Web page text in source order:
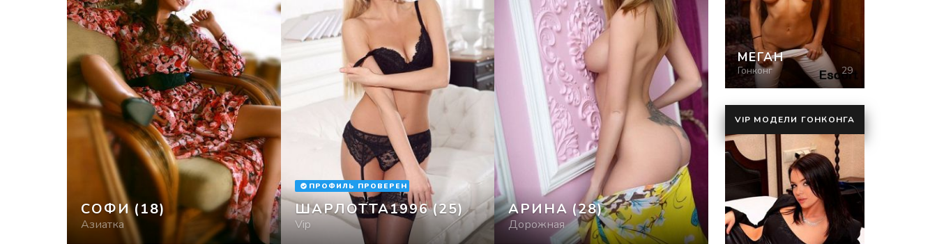
СОФИ (18)
Азиатка
ШАРЛОТТА1996(25)
Vip
ПРОФИЛЬ ПРОВЕРЕН
АРИНА(28)
Дорожная
МЕГАН
Гонконг 29
VIP МОДЕЛИ ГОНКОНГА